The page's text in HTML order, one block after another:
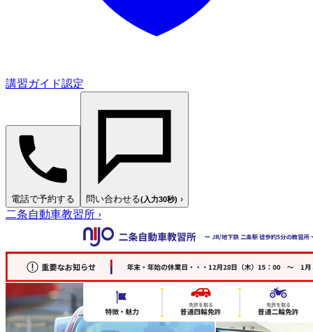
講習ガイド認定
電話で予約する 問い合わせる(入力30秒) ›
二条自動車教習所 ›